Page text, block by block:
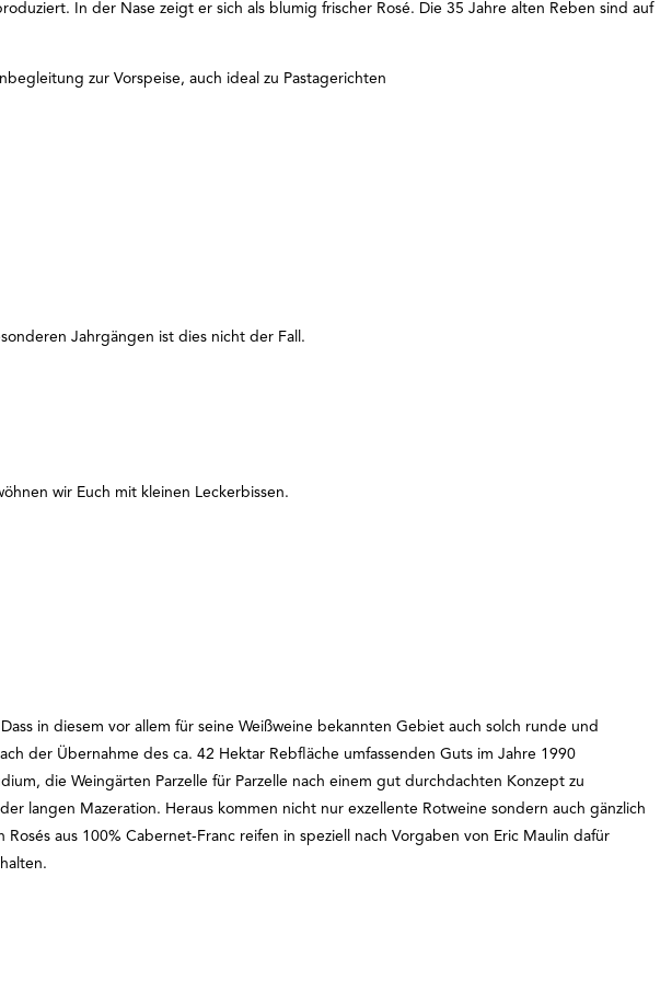
In der Nase zeigt er sich als blumig frischer Rosé. Die 35 Jahre alten Reben sind auf
zur Vorspeise, auch ideal zu Pastagerichten
Jahrgängen ist dies nicht der Fall.
wir Euch mit kleinen Leckerbissen.
in diesem vor allem für seine Weißweine bekannten Gebiet auch solch runde und
der Übernahme des ca. 42 Hektar Rebfläche umfassenden Guts im Jahre 1990
die Weingärten Parzelle für Parzelle nach einem gut durchdachten Konzept zu
langen Mazeration. Heraus kommen nicht nur exzellente Rotweine sondern auch gänzlich
aus 100% Cabernet-Franc reifen in speziell nach Vorgaben von Eric Maulin dafür